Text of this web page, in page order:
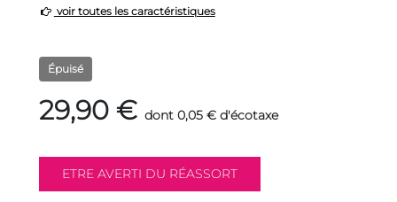
voir toutes les caractéristiques
Épuisé
29,90 € dont 0,05 € d'écotaxe